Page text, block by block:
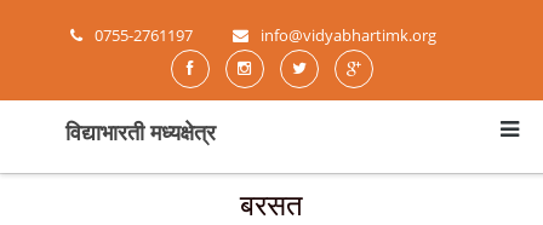
0755-2761197 info@vidyabhartimk.org
विद्याभारती मध्यक्षेत्र
बरसत